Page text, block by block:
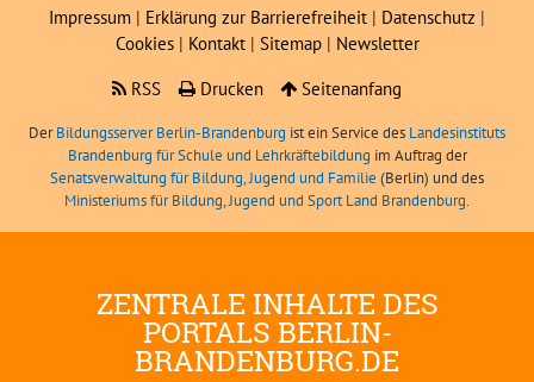
Impressum | Erklärung zur Barrierefreiheit | Datenschutz |
Cookies| Kontakt | Sitemap| Newsletter
RSS
Drucken Seitenanfang
DerBildungsserver Berlin-Brandenburg ist ein Service des Landesinstituts
Brandenburg für Schule und Lehrkräftebildung im Auftrag der
Senatsverwaltung für Bildung, Jugend und Familie (Berlin) und des
Ministeriums für Bildung, Jugend und Sport Land Brandenburg.
ZENTRALE INHALTE DES
PORTALS BERLIN-
BRANDENBURG.DE